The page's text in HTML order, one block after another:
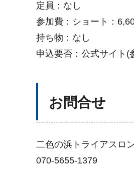
定員：なし
参加費：ショート：
持ち物：なし
申込要否：公式サイト(
お問合せ
二色の浜トライアスロ
070-5655-1379